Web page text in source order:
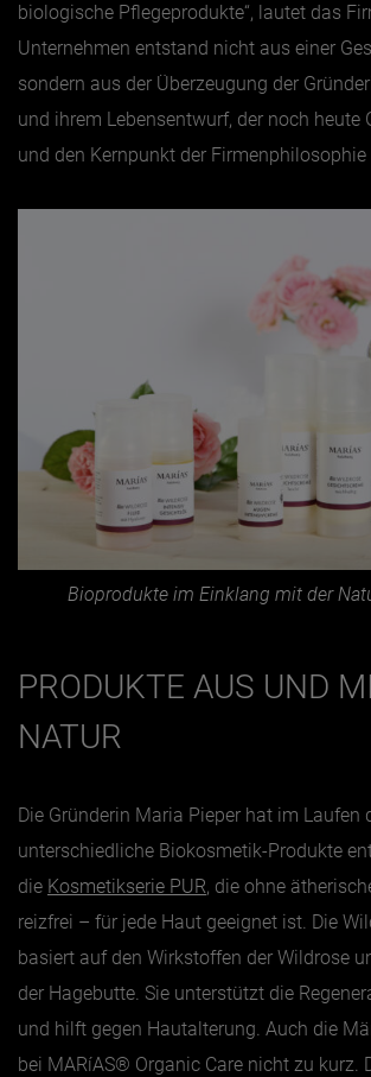
biologische Pflegeprodukte“, lautet das
Unternehmen entstand nicht aus einer
sondern aus der Überzeugung der
und ihrem Lebensentwurf, der noch heute
und den Kernpunkt der
Bioprodukte im Einklang mit der
PRODUKTE AUS UND
NATUR
Die Gründerin Maria Pieper hat im Laufen
unterschiedliche Biokosmetik-Produkte
die Kosmetikserie PUR, die ohne
reizfrei – für jede Haut geeignet ist. Die
basiert auf den Wirkstoffen der Wildrose
der Hagebutte. Sie unterstützt die
und hilft gegen Hautalterung. Auch die
bei MARíAS® Organic Care nicht zu kurz.